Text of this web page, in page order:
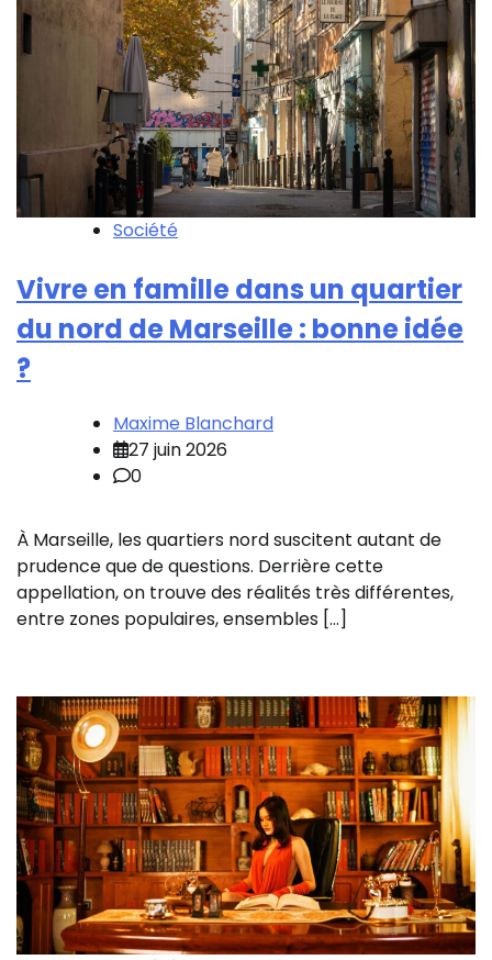
Société
Vivre en famille dans un quartier
du nord de Marseille : bonne idée
?
Maxime Blanchard
27 juin 2026
0
À Marseille, les quartiers nord suscitent autant de
prudence que de questions. Derrière cette
appellation, on trouve des réalités très différentes,
entre zones populaires, ensembles […]